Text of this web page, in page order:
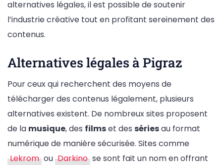
alternatives légales, il est possible de soutenir
l’industrie créative tout en profitant sereinement des
contenus.
Alternatives légales à Pigraz
Pour ceux qui recherchent des moyens de
télécharger des contenus légalement, plusieurs
alternatives existent. De nombreux sites proposent
de la musique, des filmset des sériesau format
numérique de manière sécurisée. Sites comme
Lekrom ou Darkino se sont fait un nom en offrant